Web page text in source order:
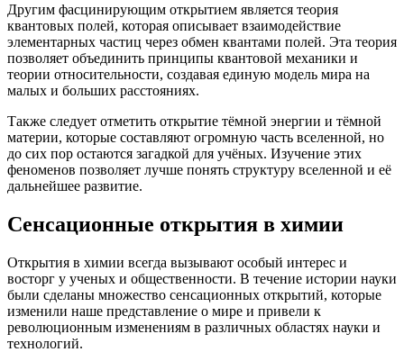
Другим фасцинирующим открытием является теория
квантовых полей, которая описывает взаимодействие
элементарных частиц через обмен квантами полей. Эта теория
позволяет объединить принципы квантовой механики и
теории относительности, создавая единую модель мира на
малых и больших расстояниях.
Также следует отметить открытие тёмной энергии и тёмной
материи, которые составляют огромную часть вселенной, но
до сих пор остаются загадкой для учёных. Изучение этих
феноменов позволяет лучше понять структуру вселенной и её
дальнейшее развитие.
Сенсационные открытия в химии
Открытия в химии всегда вызывают особый интерес и
восторг у ученых и общественности. В течение истории науки
были сделаны множество сенсационных открытий, которые
изменили наше представление о мире и привели к
революционным изменениям в различных областях науки и
технологий.